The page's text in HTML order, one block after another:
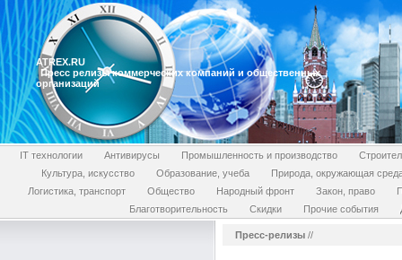
ATREX.RU
Пресс релизы коммерческих компаний и общественных
организаций
IT технологии Антивирусы Промышленность и производство
Культура, искусство
Образование, учеба
Природа, окружающая
Логистика, транспорт
Общество Народный фронт Закон, право
Благотворительность
Скидки Прочие события
Пресс-релизы //